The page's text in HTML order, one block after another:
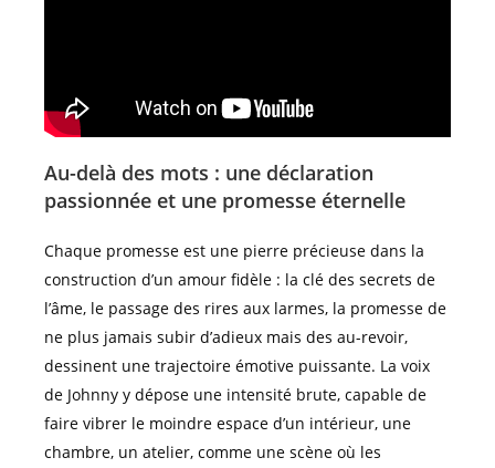
Au-delà des mots : une déclaration
passionnée et une promesse éternelle
Chaque promesse est une pierre précieuse dans la
construction d’un amour fidèle : la clé des secrets de
l’âme, le passage des rires aux larmes, la promesse de
ne plus jamais subir d’adieux mais des au-revoir,
dessinent une trajectoire émotive puissante. La voix
de Johnny y dépose une intensité brute, capable de
faire vibrer le moindre espace d’un intérieur, une
chambre, un atelier, comme une scène où les